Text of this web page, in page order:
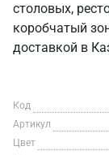
столовых,
коробчатый
доставкой в
Код
Артикул
Цвет